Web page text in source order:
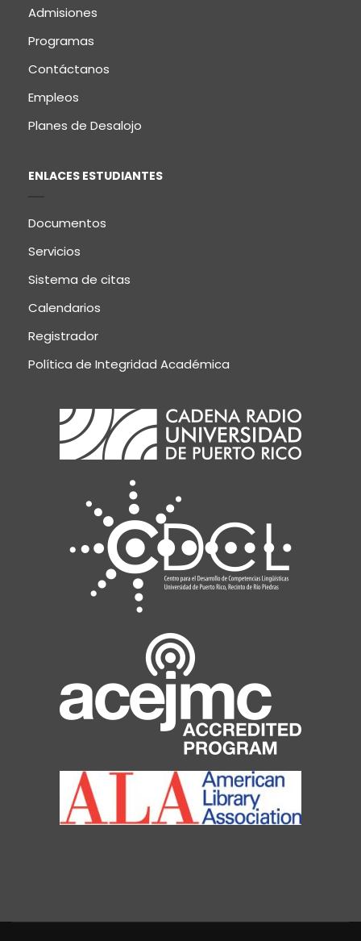
Admisiones
Programas
Contáctanos
Empleos
Planes de Desalojo
ENLACES ESTUDIANTES
Documentos
Servicios
Sistema de citas
Calendarios
Registrador
Política de Integridad Académica